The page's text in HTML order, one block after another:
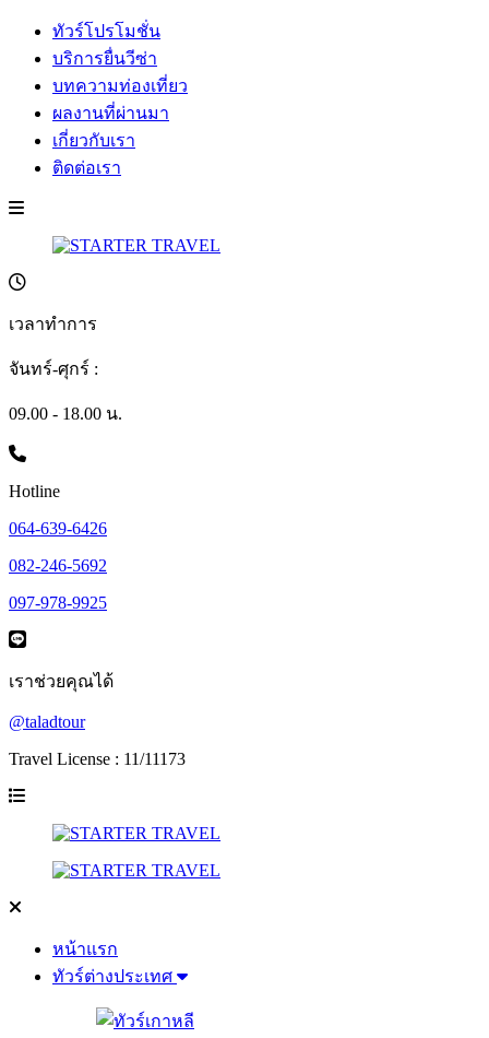
ทัวร์โปรโมชั่น
บริการยื่นวีซ่า
บทความท่องเที่ยว
ผลงานที่ผ่านมา
เกี่ยวกับเรา
ติดต่อเรา
เวลาทำการ
จันทร์-ศุกร์ :
09.00 - 18.00 น.
Hotline
064-639-6426
082-246-5692
097-978-9925
เราช่วยคุณได้
@taladtour
Travel License : 11/11173
หน้าแรก
ทัวร์ต่างประเทศ